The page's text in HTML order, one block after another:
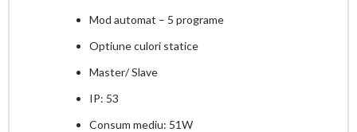
Mod automat – 5 programe
Optiune culori statice
Master/ Slave
IP: 53
Consum mediu: 51W